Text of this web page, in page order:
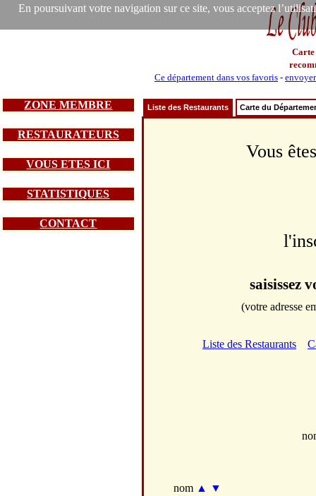
En poursuivant votre navigation sur ce site, vous acceptez
Carte
Ce département dans vos favoris -
ZONE MEMBRE
RESTAURATEURS
VOUS ETES ICI
STATISTIQUES
CONTACT
Liste des Restaurants Carte du
Vous
saisissez
(votre adresse
Liste des Restaurants
nom ▲
▼